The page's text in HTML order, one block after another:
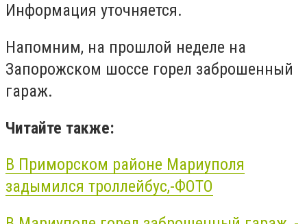
Информация уточняется.
Напомним, на прошлой неделе на
Запорожском шоссе горел заброшенный
гараж.
Читайте также:
В Приморском районе Мариуполя
задымился троллейбус,-ФОТО